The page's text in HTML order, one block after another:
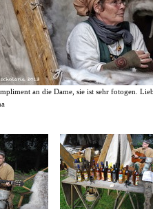
an die Dame, sie ist sehr fotogen.